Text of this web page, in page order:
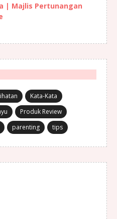
| Majlis Pertunangan
Kata-Kata
Produk Review
parenting tips